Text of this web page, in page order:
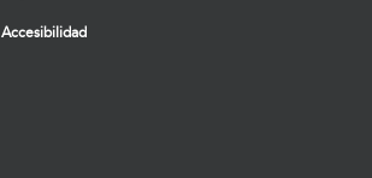
Accesibilidad